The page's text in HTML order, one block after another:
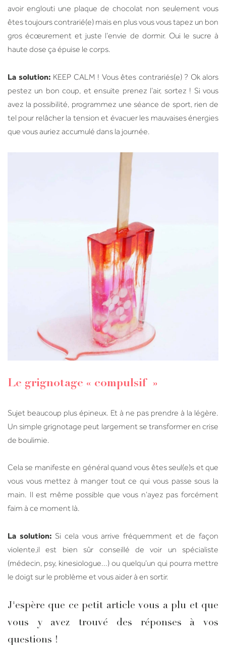
avoir englouti une plaque de chocolat non seulement vous
êtes toujours contrarié(e) mais en plus vous vous tapez un bon
gros écœurement et juste l’envie de dormir. Oui le sucre à
haute dose ça épuise le corps.
La solution: KEEP CALM ! Vous êtes contrariés(e) ? Ok alors
pestez un bon coup, et ensuite prenez l’air, sortez ! Si vous
avez la possibilité, programmez une séance de sport, rien de
tel pour relâcher la tension et évacuer les mauvaises énergies
que vous auriez accumulé dans la journée.
Le grignotage « compulsif »
Sujet beaucoup plus épineux. Et à ne pas prendre à la légère.
Un simple grignotage peut largement se transformer en crise
de boulimie.
Cela se manifeste en général quand vous êtes seul(e)s et que
vous vous mettez à manger tout ce qui vous passe sous la
main. Il est même possible que vous n’ayez pas forcément
faim à ce moment là.
La solution: Si cela vous arrive fréquemment et de façon
violente,il est bien sûr conseillé de voir un spécialiste
(médecin, psy, kinesiologue...) ou quelqu’un qui pourra mettre
le doigt sur le problème et vous aider à en sortir.
J'espère que ce petit article vous a plu et que
vous y avez trouvé des réponses à vos
questions !